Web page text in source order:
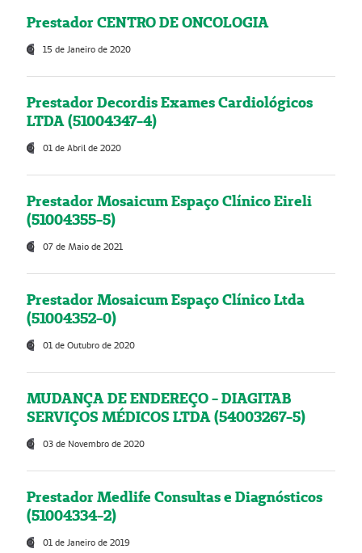
Prestador CENTRO DE ONCOLOGIA
15 de Janeiro de 2020
Prestador Decordis Exames Cardiológicos
LTDA (51004347-4)
01 de Abril de 2020
Prestador Mosaicum Espaço Clínico Eireli
(51004355-5)
07 de Maio de 2021
Prestador Mosaicum Espaço Clínico Ltda
(51004352-0)
01 de Outubro de 2020
MUDANÇA DE ENDEREÇO - DIAGITAB
SERVIÇOS MÉDICOS LTDA (54003267-5)
03 de Novembro de 2020
Prestador Medlife Consultas e Diagnósticos
(51004334-2)
01 de Janeiro de 2019